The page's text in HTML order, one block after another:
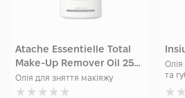
Atache Essentielle Total
Make-Up Remover Oil 250
мл
Олія для зняття макіяжу
Олія
та